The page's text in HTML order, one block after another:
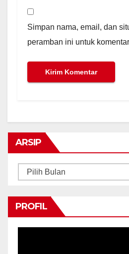
Simpan nama, email, dan
peramban ini untuk
ARSIP
Arsip
PROFIL